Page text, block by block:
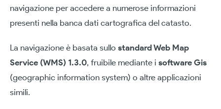
navigazione per accedere a numerose informazioni
presenti nella banca dati cartografica del catasto.
La navigazione è basata sullo standard Web Map
Service (WMS) 1.3.0, fruibile mediante i software Gis
(geographic information system) o altre applicazioni
simili.